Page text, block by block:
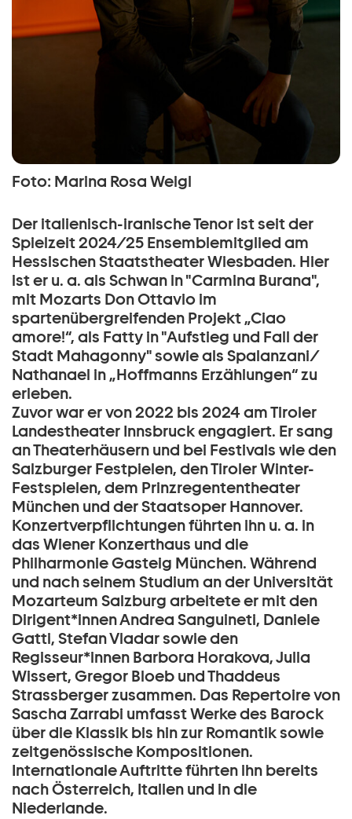
Foto: Marina Rosa Weigl
Der italienisch-iranische Tenor ist seit der
Spielzeit 2024/25 Ensemblemitglied am
Hessischen Staatstheater Wiesbaden. Hier
ist er u. a. als Schwan in "Carmina Burana",
mit Mozarts Don Ottavio im
spartenübergreifenden Projekt „Ciao
amore!“, als Fatty in "Aufstieg und Fall der
Stadt Mahagonny" sowie als Spalanzani/
Nathanael in „Hoffmanns Erzählungen“ zu
erleben.
Zuvor war er von 2022 bis 2024 am Tiroler
Landestheater Innsbruck engagiert. Er sang
an Theaterhäusern und bei Festivals wie den
Salzburger Festpielen, den Tiroler Winter-
Festspielen, dem Prinzregententheater
München und der Staatsoper Hannover.
Konzertverpflichtungen führten ihn u. a. in
das Wiener Konzerthaus und die
Philharmonie Gasteig München. Während
und nach seinem Studium an der Universität
Mozarteum Salzburg arbeitete er mit den
Dirigent*innen Andrea Sanguineti, Daniele
Gatti, Stefan Vladar sowie den
Regisseur*innen Barbora Horakova, Julia
Wissert, Gregor Bloeb und Thaddeus
Strassberger zusammen. Das Repertoire von
Sascha Zarrabi umfasst Werke des Barock
über die Klassik bis hin zur Romantik sowie
zeitgenössische Kompositionen.
Internationale Auftritte führten ihn bereits
nach Österreich, Italien und in die
Niederlande.